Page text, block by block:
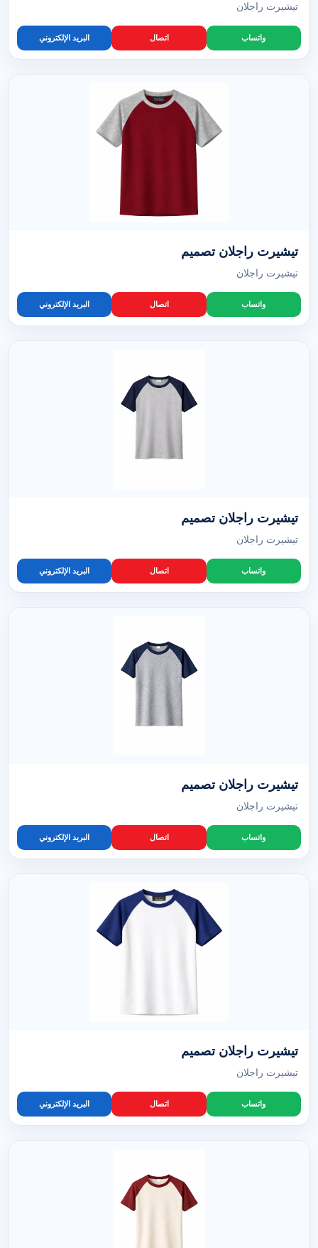
تيشيرت راجلان
واتساب اتصال البريد الإلكتروني
تيشيرت راجلان تصميم
تيشيرت راجلان
واتساب اتصال البريد الإلكتروني
تيشيرت راجلان تصميم
تيشيرت راجلان
واتساب اتصال البريد الإلكتروني
تيشيرت راجلان تصميم
تيشيرت راجلان
واتساب اتصال البريد الإلكتروني
تيشيرت راجلان تصميم
تيشيرت راجلان
واتساب اتصال البريد الإلكتروني